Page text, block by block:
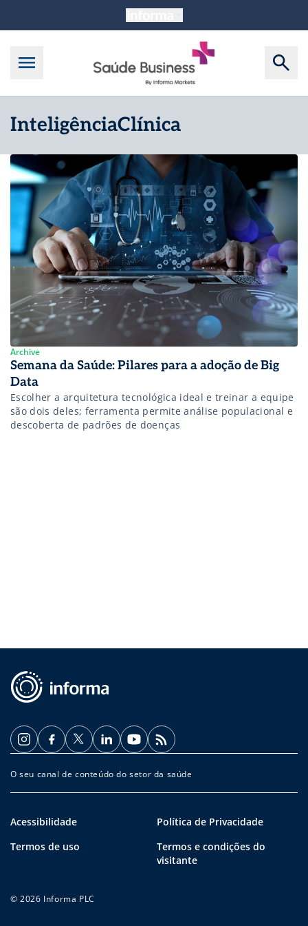
InteligênciaClínica
Archive
Semana da Saúde: Pilares para a adoção de Big
Data
Escolher a arquitetura tecnológica ideal e treinar a equipe
são dois deles; ferramenta permite análise populacional e
descoberta de padrões de doenças
O seu canal de conteúdo do setor da saúde
Acessibilidade
Política de Privacidade
Termos de uso
Termos e condições do
visitante
© 2026 Informa PLC